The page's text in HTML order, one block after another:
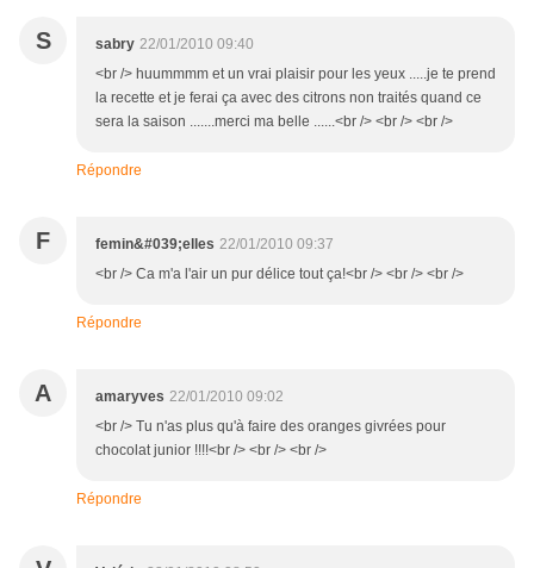
S sabry 22/01/2010 09:40
<br /> huummmm et un vrai plaisir pour les yeux .....je te prend
la recette et je ferai ça avec des citrons non traités quand ce
sera la saison .......merci ma belle ......<br /> <br /> <br />
Répondre
F femin&#039;elles 22/01/2010 09:37
<br /> Ca m'a l'air un pur délice tout ça!<br /> <br /> <br />
Répondre
A amaryves 22/01/2010 09:02
<br /> Tu n'as plus qu'à faire des oranges givrées pour
chocolat junior !!!!<br /> <br /> <br />
Répondre